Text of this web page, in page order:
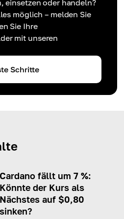
einsetzen oder handeln?
möglich – melden Sie
Sie Ihre
mit unseren
Schritte
Cardano fällt um 7 %:
Könnte der Kurs als
Nächstes auf $0,80
sinken?